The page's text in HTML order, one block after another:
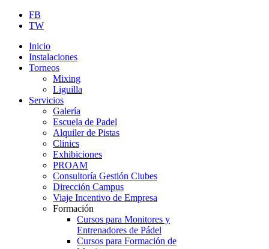
FB
TW
Inicio
Instalaciones
Torneos
Mixing
Liguilla
Servicios
Galería
Escuela de Padel
Alquiler de Pistas
Clinics
Exhibiciones
PROAM
Consultoría Gestión Clubes
Dirección Campus
Viaje Incentivo de Empresa
Formación
Cursos para Monitores y
Entrenadores de Pádel
Cursos para Formación de